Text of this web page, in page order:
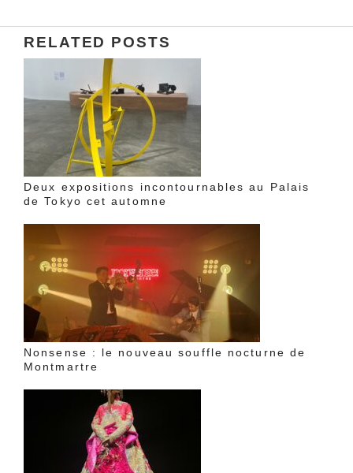
RELATED POSTS
Deux expositions incontournables au Palais
de Tokyo cet automne
Nonsense : le nouveau souffle nocturne de
Montmartre